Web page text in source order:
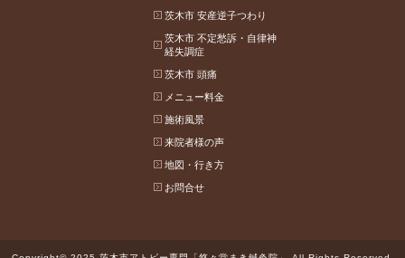
茨木市 安産逆子つわり
茨木市 不定愁訴・自律神
経失調症
茨木市 頭痛
メニュー料金
施術風景
来院者様の声
地図・行き方
お問合せ